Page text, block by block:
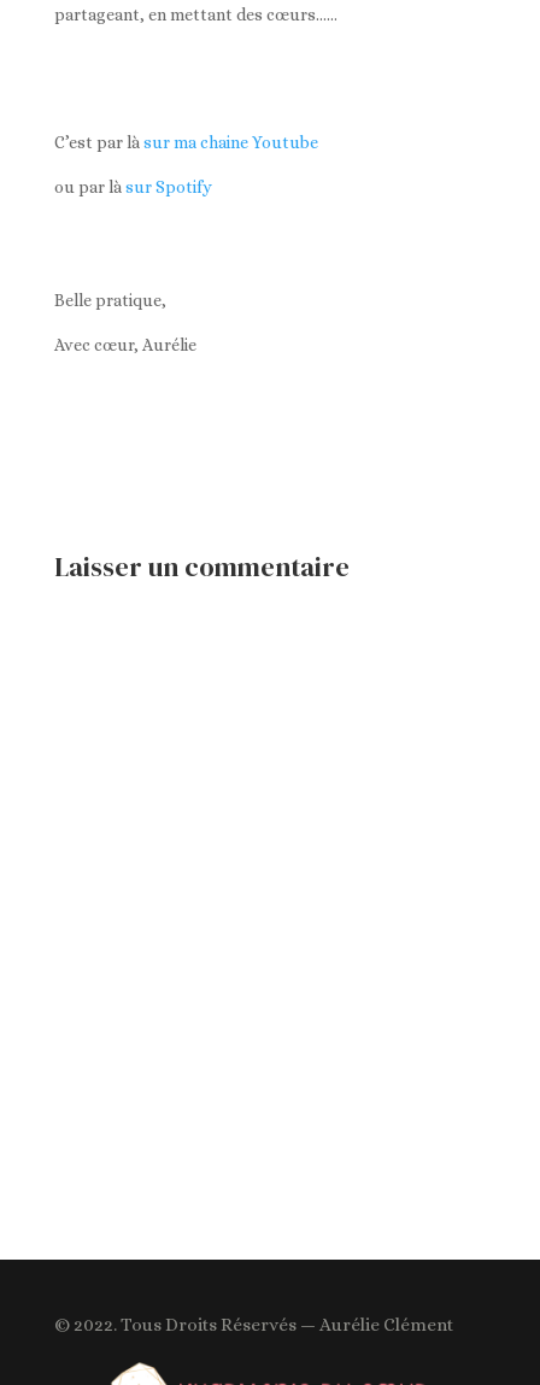
partageant, en mettant des cœurs……
C’est par làsur ma chaine Youtube
ou par là sur Spotify
Belle pratique,
Avec cœur, Aurélie
Laisser un commentaire
© 2022. Tous Droits Réservés — Aurélie Clément